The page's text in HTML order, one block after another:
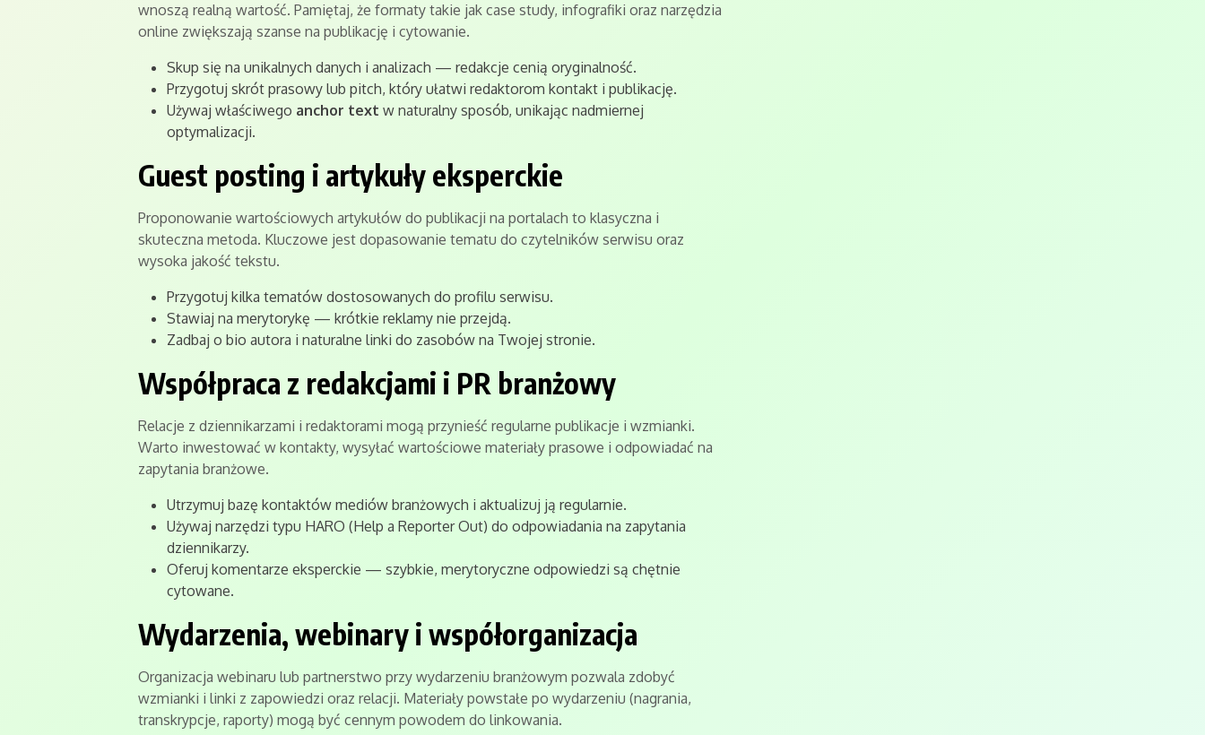
wnoszą realną wartość. Pamiętaj, że formaty takie jak case study, infografiki oraz narzędzia
online zwiększają szanse na publikację i cytowanie.
Skup się na unikalnych danych i analizach — redakcje cenią oryginalność.
Przygotuj skrót prasowy lub pitch, który ułatwi redaktorom kontakt i publikację.
Używaj właściwego anchor text w naturalny sposób, unikając nadmiernej
optymalizacji.
Guest posting i artykuły eksperckie
Proponowanie wartościowych artykułów do publikacji na portalach to klasyczna i
skuteczna metoda. Kluczowe jest dopasowanie tematu do czytelników serwisu oraz
wysoka jakość tekstu.
Przygotuj kilka tematów dostosowanych do profilu serwisu.
Stawiaj na merytorykę — krótkie reklamy nie przejdą.
Zadbaj o bio autora i naturalne linki do zasobów na Twojej stronie.
Współpraca z redakcjami i PR branżowy
Relacje z dziennikarzami i redaktorami mogą przynieść regularne publikacje i wzmianki.
Warto inwestować w kontakty, wysyłać wartościowe materiały prasowe i odpowiadać na
zapytania branżowe.
Utrzymuj bazę kontaktów mediów branżowych i aktualizuj ją regularnie.
Używaj narzędzi typu HARO (Help a Reporter Out) do odpowiadania na zapytania
dziennikarzy.
Oferuj komentarze eksperckie — szybkie, merytoryczne odpowiedzi są chętnie
cytowane.
Wydarzenia, webinary i współorganizacja
Organizacja webinaru lub partnerstwo przy wydarzeniu branżowym pozwala zdobyć
wzmianki i linki z zapowiedzi oraz relacji. Materiały powstałe po wydarzeniu (nagrania,
transkrypcje, raporty) mogą być cennym powodem do linkowania.